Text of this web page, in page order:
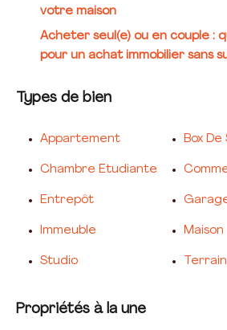
votre maison
Acheter seul(e) ou en couple :
pour un achat immobilier sans
Types de bien
Appartement Box
Chambre Etudiante
Entrepôt
Immeuble Maison
Studio Terrain
Propriétés à la une